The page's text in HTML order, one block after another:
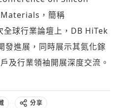
，簡稱
全球行業論壇上，DB HiTek
發進展，同時展示其氮化鎵
及行業領袖開展深度交流。
分享